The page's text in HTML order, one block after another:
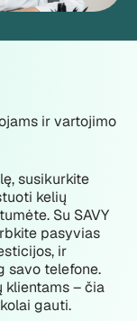
ir vartojimo
susikurkite
kelių
Su SAVY
pasyvias
ir
savo telefone.
klientams – čia
gauti.